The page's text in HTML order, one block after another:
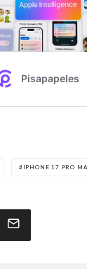
IPHONE 17 PRO